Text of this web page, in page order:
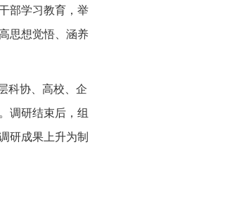
部学习教育，举
思想觉悟、涵养
科协、高校、企
调研结束后，组
研成果上升为制